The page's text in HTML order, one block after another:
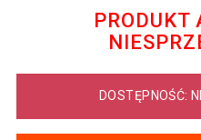
PRODUKT
DOSTĘPNOŚĆ: